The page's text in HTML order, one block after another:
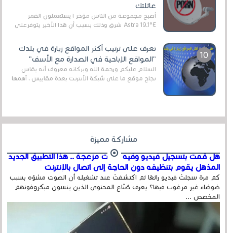
عائلتك
أصبح مجموعة من الناس مؤخر ا يستعملون القمر
Astra 19.1°E شرق وذلك بسبب أن هذا الأخير يتوفرعلى
تعرف على ترتيب أكثر المواقع زيارة في بلدك
"المواقع الإباحية في الصدارة مع الأسف"
السلام عليكم ورحمة الله وبركاته معروف أنه يقاس
نجاح موقع ما على شبكة الأنترنت بعدة مقاييس ، أهمها
مشاركة مميزة
هل قمت بتسجيل فيديو وفيه أصوت مزعجة .. هذا التطبيق الجديد
المذهل يقوم بتنظيفه دون الحاجة إلى اتصال بالإنترنت
كم مرة سجلتَ فيديو رائعًا ثم اكتشفتَ عند تشغيله أن الصوت مشوّه بسبب
ضوضاء غير مرغوب فيها؟ يعرف صُنّاع المحتوى الذين ينسون ميكروفونهم
المخصص ...